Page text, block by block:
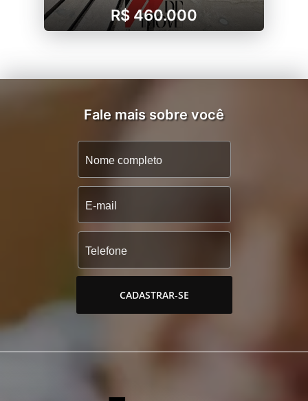
R$ 460.000
Fale mais sobre você
CADASTRAR-SE